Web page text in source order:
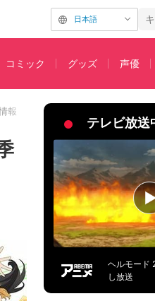
日本語
コミック グッズ 声優
報
テレビ放送
ヘルモード
し放送